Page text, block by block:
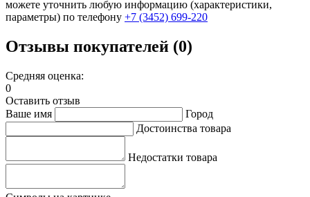
можете уточнить любую информацию (характеристики,
параметры) по телефону +7 (3452) 699-220
Отзывы покупателей (0)
Средняя оценка:
0
Оставить отзыв
Ваше имя
Город
Достоинства товара
Недостатки товара